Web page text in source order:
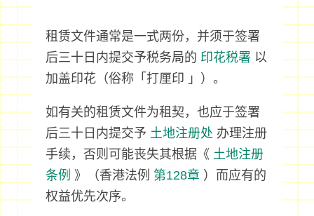
租赁文件通常是一式两份，并须于签署
后三十日内提交予税务局的 印花税署 以
加盖印花（俗称「打厘印 」）。
如有关的租赁文件为租契，也应于签署
后三十日内提交予 土地注册处办理注册
手续，否则可能丧失其根据《 土地注册
条例 》（香港法例 第128章）而应有的
权益优先次序。